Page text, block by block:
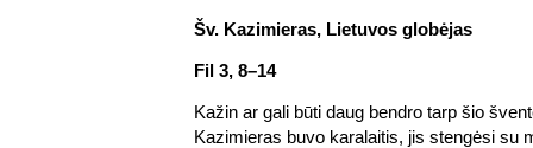
Šv. Kazimieras, Lietuvos globėjas
Fil 3, 8–14
Kažin ar gali būti daug bendro tarp šio
Kazimieras buvo karalaitis, jis stengėsi su